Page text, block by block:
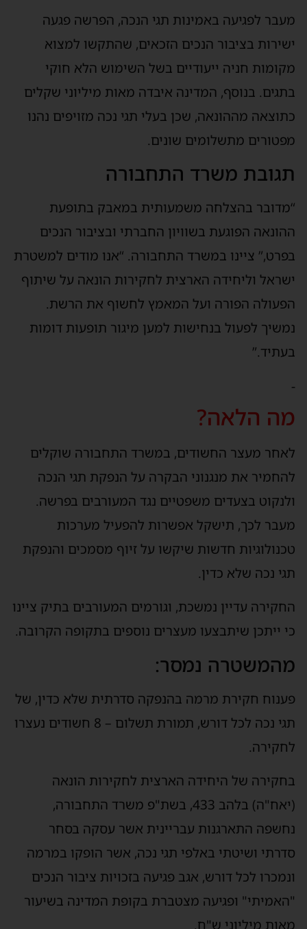
מעבר לפגיעה באמינות תגי הנכה, הפרשה פגעה
ישירות בציבור הנכים הזכאים, שהתקשו למצוא
מקומות חניה ייעודיים בשל השימוש הלא חוקי
בתגים. בנוסף, המדינה איבדה מאות מיליוני שקלים
כתוצאה מההונאה, שכן בעלי תגי נכה מזויפים נהנו
מפטורים מתשלומים שונים.
תגובת משרד התחבורה
“מדובר בהצלחה משמעותית במאבק בתופעת
ההונאה הפוגעת בשוויון החברתי ובציבור הנכים
בפרט,” ציינו במשרד התחבורה. “אנו מודים למשטרת
ישראל וליחידה הארצית לחקירות הונאה על שיתוף
הפעולה הפורה ועל המאמץ לחשוף את הרשת.
נמשיך לפעול בנחישות למען מיגור תופעות דומות
בעתיד.”
-
מה הלאה?
לאחר מעצר החשודים, במשרד התחבורה שוקלים
להחמיר את מנגנוני הבקרה על הנפקת תגי הנכה
ולנקוט בצעדים משפטיים נגד המעורבים בפרשה.
מעבר לכך, תישקל אפשרות להפעיל מערכות
טכנולוגיות חדשות שיקשו על זיוף מסמכים והנפקת
תגי נכה שלא כדין.
החקירה עדיין נמשכת, וגורמים המעורבים בתיק ציינו
כי ייתכן שיתבצעו מעצרים נוספים בתקופה הקרובה.
מהמשטרה נמסר:
פענוח חקירת מרמה בהנפקה סדרתית שלא כדין, של
תגי נכה לכל דורש, תמורת תשלום – 8 חשודים נעצרו
לחקירה.
בחקירה של היחידה הארצית לחקירות הונאה
(יאח"ה) בלהב 433, בשת"פ משרד התחבורה,
נחשפה התארגנות עבריינית אשר עסקה בסחר
סדרתי ושיטתי באלפי תגי נכה, אשר הופקו במרמה
ונמכרו לכל דורש, אגב פגיעה בזכויות ציבור הנכים
"האמיתי" ופגיעה מצטברת בקופת המדינה בשיעור
מאות מיליוני ש"ח.